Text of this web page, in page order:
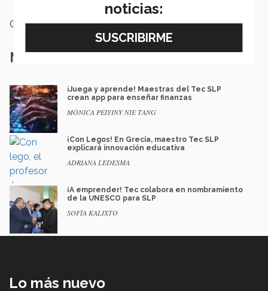
Categoría: Institución
Notas Relacionadas
¡Juega y aprende! Maestras del Tec SLP
crean app para enseñar finanzas
MÓNICA PEIYINY NIE TANG
¡Con Legos! En Grecia, maestro Tec SLP
explicará innovación educativa
ADRIANA LEDESMA
¡A emprender! Tec colabora en nombramiento
de la UNESCO para SLP
SOFÍA KALIXTO
Lo más nuevo
noticias: